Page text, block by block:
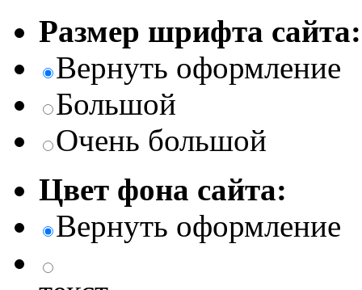
Размер шрифта сайта:
Вернуть оформление
Большой
Очень большой
Цвет фона сайта:
Вернуть оформление